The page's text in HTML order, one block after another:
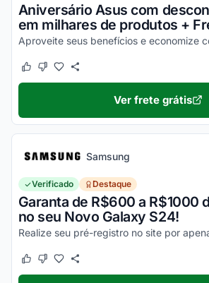
Aniversário Asus com
em milhares de produtos +
Este cupom funcionou
Este cupom não funcionou
Ver frete grátis
Samsung
Verificado Destaque
Garanta de R$600 a R$1000
no seu Novo Galaxy S24!
Este cupom funcionou
Este cupom não funcionou